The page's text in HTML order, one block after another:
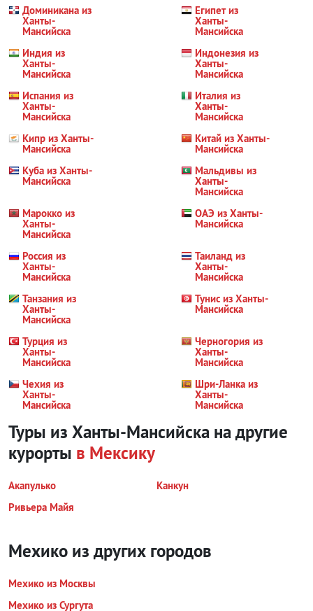
Доминикана из
Ханты-
Мансийска
Египет из
Ханты-
Мансийска
Индия из
Ханты-
Мансийска
Индонезия из
Ханты-
Мансийска
Испания из
Ханты-
Мансийска
Италия из
Ханты-
Мансийска
Кипр из Ханты-
Мансийска
Китай из Ханты-
Мансийска
Куба из Ханты-
Мансийска
Мальдивы из
Ханты-
Мансийска
Марокко из
Ханты-
Мансийска
ОАЭ из Ханты-
Мансийска
Россия из
Ханты-
Мансийска
Таиланд из
Ханты-
Мансийска
Танзания из
Ханты-
Мансийска
Тунис из Ханты-
Мансийска
Турция из
Ханты-
Мансийска
Черногория из
Ханты-
Мансийска
Чехия из
Ханты-
Мансийска
Шри-Ланка из
Ханты-
Мансийска
Туры из Ханты-Мансийска на другие
курорты в Мексику
Акапулько
Канкун
Ривьера Майя
Мехико из других городов
Мехико из Москвы
Мехико из Сургута